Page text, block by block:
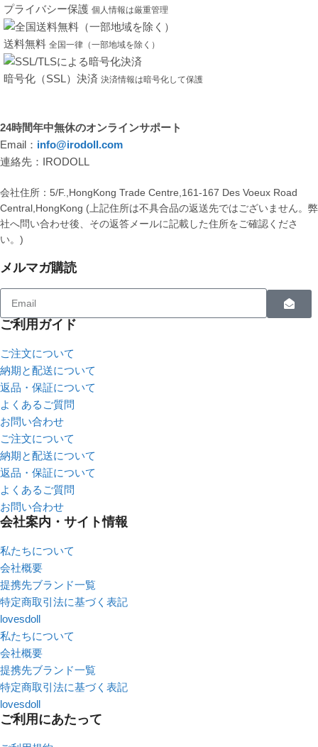
プライバシー保護 個人情報は厳重管理
送料無料 全国一律（一部地域を除く）
暗号化（SSL）決済 決済情報は暗号化して保護
24時間年中無休のオンラインサポート
Email： info@irodoll.com
連絡先：IRODOLL
会社住所：5/F.,HongKong Trade Centre,161-167 Des Voeux Road
Central,HongKong (上記住所は不具合品の返送先ではございません。弊
社へ問い合わせ後、その返答メールに記載した住所をご確認くださ
い。)
メルマガ購読
ご利用ガイド
ご注文について
納期と配送について
返品・保証について
よくあるご質問
お問い合わせ
ご注文について
納期と配送について
返品・保証について
よくあるご質問
お問い合わせ
会社案内・サイト情報
私たちについて
会社概要
提携先ブランド一覧
特定商取引法に基づく表記
lovesdoll
私たちについて
会社概要
提携先ブランド一覧
特定商取引法に基づく表記
lovesdoll
ご利用にあたって